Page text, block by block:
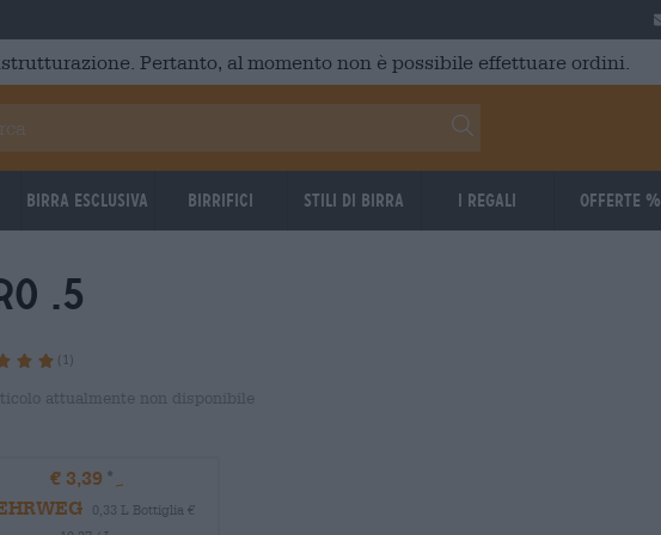
Pertanto, al momento non è possibile effettuare ordini.
Birra Esclusiva Birrifici Stili di birra I regali Offerte %
.5
(1)
attualmente non disponibile
€ 3,39
0,33 L Bottiglia €